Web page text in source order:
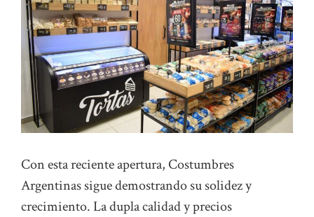
Con esta reciente apertura, Costumbres
Argentinas sigue demostrando su solidez y
crecimiento. La dupla calidad y precios